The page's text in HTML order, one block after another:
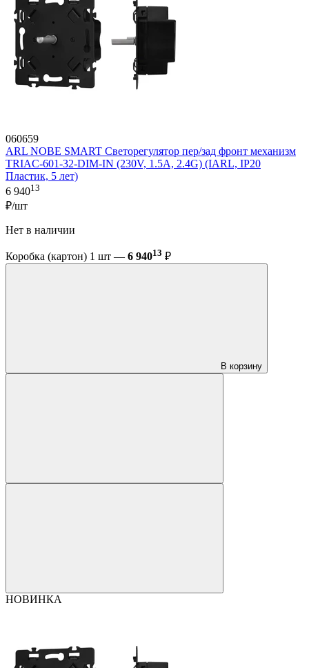
060659
ARL NOBE SMART Светорегулятор пер/зад фронт механизм
TRIAC-601-32-DIM-IN (230V, 1.5A, 2.4G) (IARL, IP20
Пластик, 5 лет)
6 94013
₽/шт
Нет в наличии
Коробка (картон) 1 шт — 6 94013 ₽
В корзину
НОВИНКА